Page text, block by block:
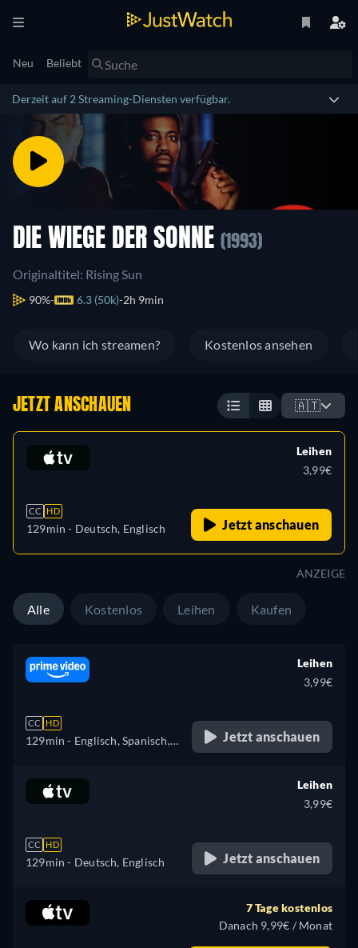
Neu Beliebt
Derzeit auf 2 Streaming-Diensten verfügbar.
DIE WIEGE DER SONNE (1993)
Originaltitel: Rising Sun
90% 6.3 (50k) 2h 9min
Wo kann ich streamen? Kostenlos ansehen
JETZT ANSCHAUEN 🇦🇹
CC HD
129min - Deutsch, Englisch
Leihen
3,99€
Jetzt anschauen
ANZEIGE
Alle Kostenlos Leihen Kaufen
CC HD
129min - Englisch, Spanisch,
Leihen
3,99€
Jetzt anschauen
CC HD
129min - Deutsch, Englisch
Leihen
3,99€
Jetzt anschauen
7 Tage kostenlos
Danach 9,99€ / Monat